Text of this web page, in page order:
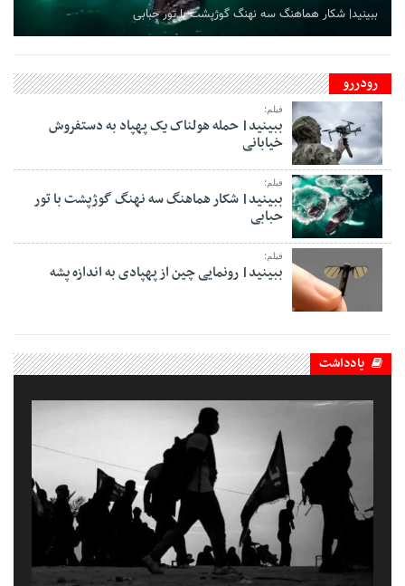
ببینید| شکار هماهنگ سه نهنگ گوژپشت با تور حبابی
رودررو
فیلم؛
ببینید| حمله هولناک یک پهپاد به دستفروش
خیابانی
فیلم؛
ببینید| شکار هماهنگ سه نهنگ گوژپشت با تور
حبابی
فیلم؛
ببینید| رونمایی چین از پهپادی به اندازه پشه
یادداشت